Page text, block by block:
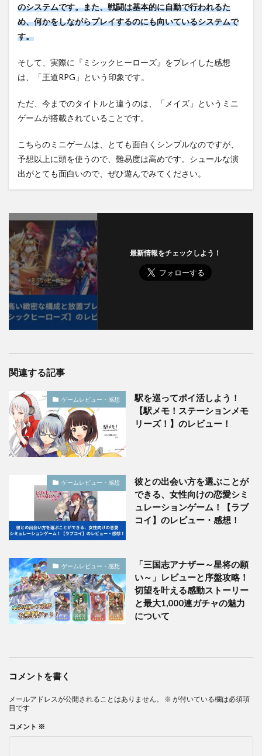
のシステムです。また、戦闘は基本的に自動で行われるた
め、何かをしながらプレイするのにも向いているシステムで
す。
そして、実際に『ミシックヒーローズ』をプレイした感想
は、「王道RPG」という印象です。
ただ、今までのタイトルと違うのは、「メイズ」というミニ
ゲームが搭載されていることです。
こちらのミニゲームは、とても面白くシンプルなのですが、
予想以上に頭を使うので、難易度は高めです。シュールな演
出がとても面白いので、ぜひ遊んでみてください。
最新情報をチェックしよう！
関連する記事
ゲームレビュー・感想
駅を巡ってポイ活しよう！
【駅メモ！ステーションメモ
リーズ！】のレビュー！
ゲームレビュー・感想
彼との出会い方を選ぶことが
できる、女性向けの恋愛シミ
ュレーションゲーム！【ラブ
コイ】のレビュー・感想！
ゲームレビュー・感想
「三国志アナザー～星将の願
い～」レビューと序盤攻略！
切望を叶える感動ストーリー
と最大1,000連ガチャの魅力
について
コメントを書く
メールアドレスが公開されることはありません。 ※ が付いている欄は必須項
目です
コメント ※